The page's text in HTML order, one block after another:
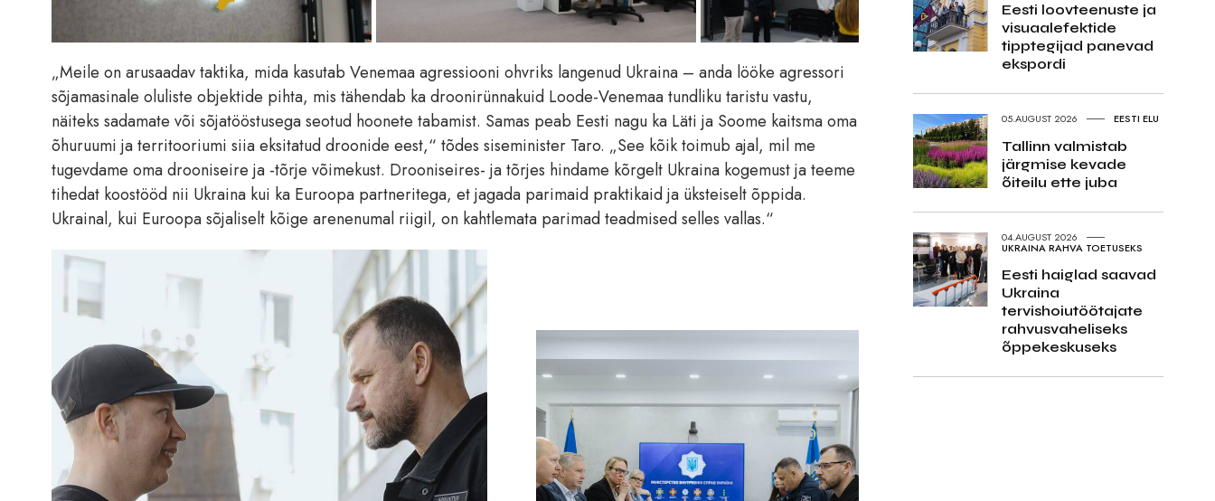
„Meile on arusaadav taktika, mida kasutab Venemaa agressiooni ohvriks langenud Ukraina – anda lööke agressori
sõjamasinale oluliste objektide pihta, mis tähendab ka droonirünnakuid Loode-Venemaa tundliku taristu vastu,
näiteks sadamate või sõjatööstusega seotud hoonete tabamist. Samas peab Eesti nagu ka Läti ja Soome kaitsma oma
õhuruumi ja territooriumi siia eksitatud droonide eest,“ tõdes siseminister Taro. „See kõik toimub ajal, mil me
tugevdame oma drooniseire ja -tõrje võimekust. Drooniseires- ja tõrjes hindame kõrgelt Ukraina kogemust ja teeme
tihedat koostööd nii Ukraina kui ka Euroopa partneritega, et jagada parimaid praktikaid ja üksteiselt õppida.
Ukrainal, kui Euroopa sõjaliselt kõige arenenumal riigil, on kahtlemata parimad teadmised selles vallas.“
Eesti loovteenuste ja
visuaalefektide
tipptegijad panevad
ekspordi
05.AUGUST 2026 EESTI ELU
Tallinn valmistab
järgmise kevade
õiteilu ette juba
04.AUGUST 2026
UKRAINA RAHVA TOETUSEKS
Eesti haiglad saavad
Ukraina
tervishoiutöötajate
rahvusvaheliseks
õppekeskuseks